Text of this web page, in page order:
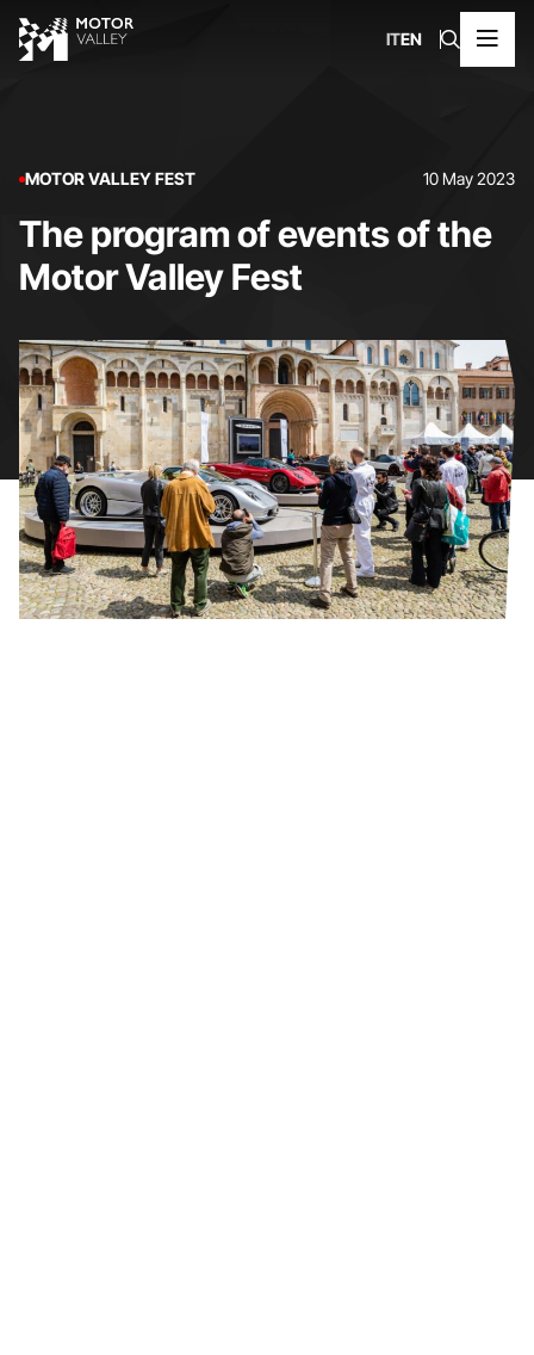
ITEN
MOTOR VALLEY FEST 10 May 2023
The program of events of the
Motor Valley Fest